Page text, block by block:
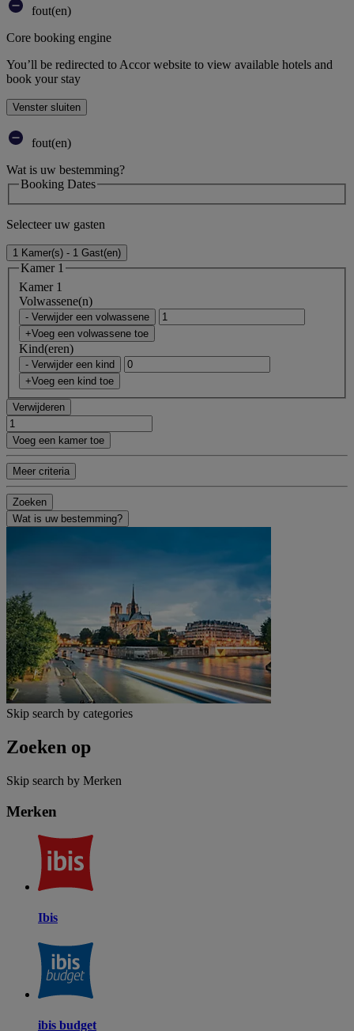
fout(en)
Core booking engine
You’ll be redirected to Accor website to view available hotels and
book your stay
Venster sluiten
fout(en)
Wat is uw bestemming?
Booking Dates
Selecteer uw gasten
1 Kamer(s) - 1 Gast(en)
Kamer 1
Kamer 1
Volwassene(n)
- Verwijder een volwassene
+Voeg een volwassene toe
Kind(eren)
- Verwijder een kind
+Voeg een kind toe
Verwijderen
Voeg een kamer toe
Meer criteria
Zoeken
Wat is uw bestemming?
Skip search by categories
Zoeken op
Skip search by Merken
Merken
Ibis
ibis budget